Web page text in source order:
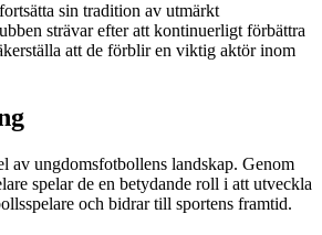
sin tradition av utmärkt
strävar efter att kontinuerligt förbättra
att de förblir en viktig aktör inom
av ungdomsfotbollens landskap. Genom
spelar de en betydande roll i att utveckla
och bidrar till sportens framtid.